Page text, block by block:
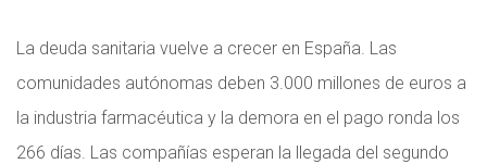
La deuda sanitaria vuelve a crecer en España. Las
comunidades autónomas deben 3.000 millones de euros a
la industria farmacéutica y la demora en el pago ronda los
266 días. Las compañías esperan la llegada del segundo